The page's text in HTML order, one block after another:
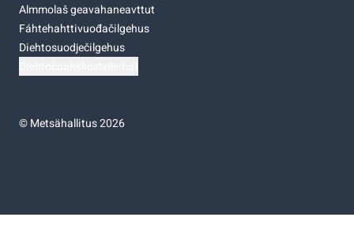
Almmolaš geavahaneavttut
Fáhtehahttivuođačilgehus
Diehtosuodječilgehus
©Metsähallitus 2026